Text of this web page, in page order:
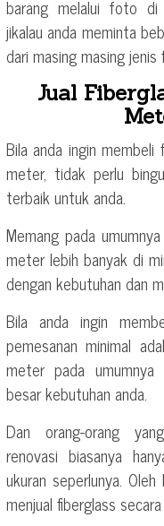
barang melalui foto
jikalau anda meminta
dari masing masing
Jual
Bila anda ingin
meter, tidak perlu
terbaik untuk anda.
Memang pada
meter lebih banyak di
dengan kebutuhan dan
Bila anda ingin
pemesanan minimal
meter pada
besar kebutuhan anda.
Dan orang-orang
renovasi biasanya
ukuran seperlunya.
menjual fiberglass